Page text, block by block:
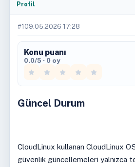
Profil
#1 09.05.2026 17:28
Konu puanı
0.0/5 · 0 oy
Güncel Durum
CloudLinux kullanan CloudLinux
güvenlik güncellemeleri yalnızca